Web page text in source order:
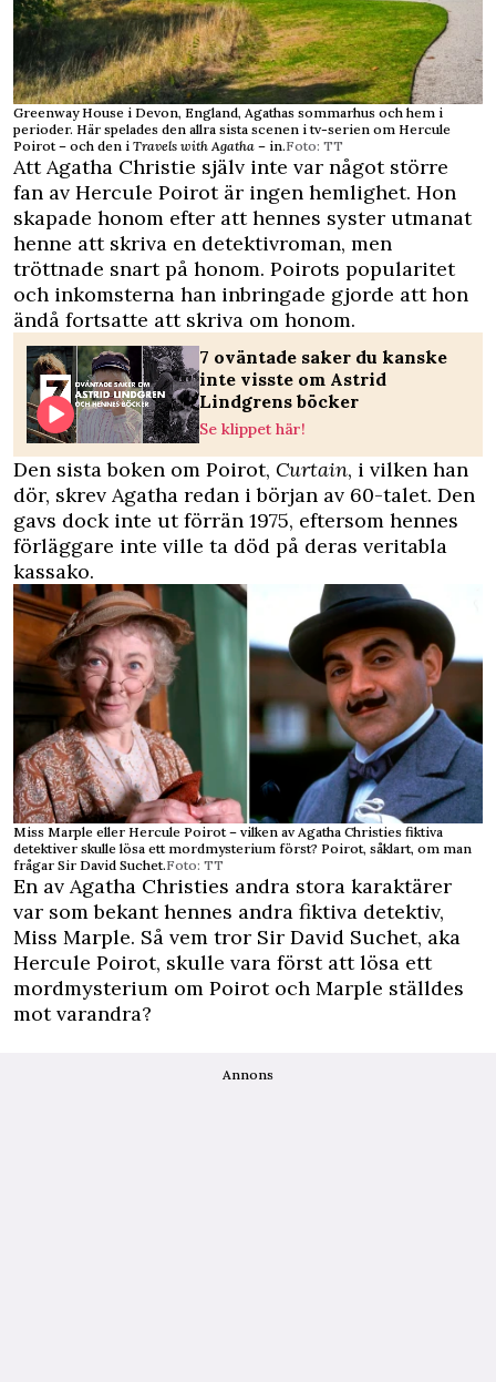
Greenway House i Devon, England, Agathas sommarhus och hem i
perioder. Här spelades den allra sista scenen i tv-serien om Hercule
Poirot – och den i Travels with Agatha – in.Foto: TT
Att Agatha Christie själv inte var något större
fan av Hercule Poirot är ingen hemlighet. Hon
skapade honom efter att hennes syster utmanat
henne att skriva en detektivroman, men
tröttnade snart på honom. Poirots popularitet
och inkomsterna han inbringade gjorde att hon
ändå fortsatte att skriva om honom.
7 oväntade saker du kanske
inte visste om Astrid
Lindgrens böcker
Se klippet här!
Den sista boken om Poirot, Curtain, i vilken han
dör, skrev Agatha redan i början av 60-talet. Den
gavs dock inte ut förrän 1975, eftersom hennes
förläggare inte ville ta död på deras veritabla
kassako.
Miss Marple eller Hercule Poirot – vilken av Agatha Christies fiktiva
detektiver skulle lösa ett mordmysterium först? Poirot, såklart, om man
frågar Sir David Suchet.Foto: TT
En av Agatha Christies andra stora karaktärer
var som bekant hennes andra fiktiva detektiv,
Miss Marple. Så vem tror Sir David Suchet, aka
Hercule Poirot, skulle vara först att lösa ett
mordmysterium om Poirot och Marple ställdes
mot varandra?
Annons